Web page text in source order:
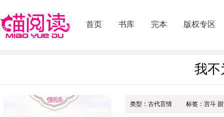
首页 书库 完本 版权专区
我不
类型：古代言情 标签：宫斗